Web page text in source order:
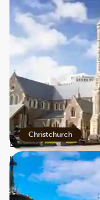
Christchurch
afslappende sejltur
vinmarker og
Auckland, hvor
smukt smelter
Efter en rejse fyldt
uforglemmelige
fuld af minder for
En klassisk
mest elskede